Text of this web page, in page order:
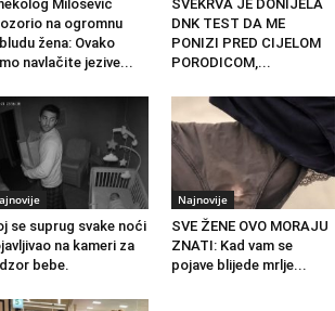
Milošević
na ogromnu
žena: Ovako
navlačite jezive...
SVEKRVA JE DONIJELA
DNK TEST DA ME
PONIZI PRED CIJELOM
PORODICOM,...
se suprug svake noći
na kameri za
bebe.
Najnovije
SVE ŽENE OVO MORAJU
ZNATI: Kad vam se
pojave blijede mrlje...